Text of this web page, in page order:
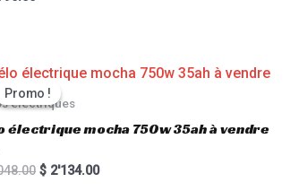
Promo !
Promo !
électriques
électrique mocha 750w 35ah à vendre
$ 2'134.00